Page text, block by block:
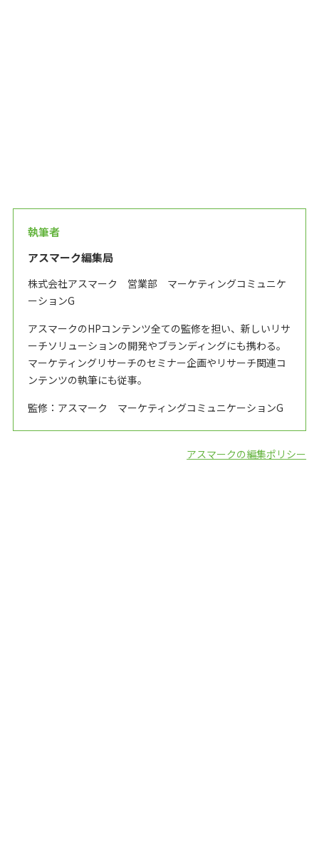
執筆者
アスマーク編集局
株式会社アスマーク 営業部 マーケティングコミュニケ
ーションG
アスマークのHPコンテンツ全ての監修を担い、新しいリサ
ーチソリューションの開発やブランディングにも携わる。
マーケティングリサーチのセミナー企画やリサーチ関連コ
ンテンツの執筆にも従事。
監修：アスマーク マーケティングコミュニケーションG
アスマークの編集ポリシー